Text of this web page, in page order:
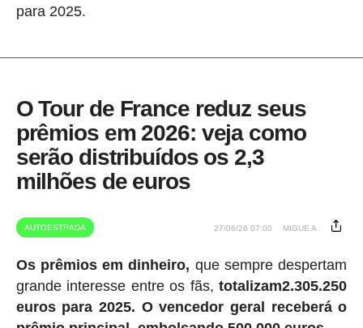
para 2025.
O Tour de France reduz seus
prêmios em 2026: veja como
serão distribuídos os 2,3
milhões de euros
AUTOESTRADA 27/06/26 07:00 MIGUE A.
Os prêmios em dinheiro, que sempre despertam
grande interesse entre os fãs,totalizam2.305.250
euros para 2025. O vencedor geral receberá o